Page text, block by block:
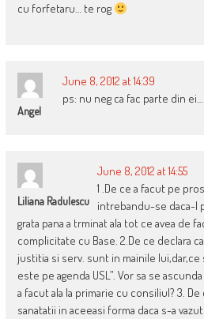
cu forfetaru… te rog
Angel
June 8, 2012 at 14:39
ps: nu neg ca fac parte din ei…
Liliana Radulescu
June 8, 2012 at 14:55
1 .De ce a facut pe
intrebandu-se daca-l
grata pana a trminat ala tot ce avea de
complicitate cu Base. 2.De ce declara
justitia si serv. sunt in mainile lui,dar,ce
este pe agenda USL”. Vor sa se
a facut ala la primarie cu consiliul? 3.
sanatatii in aceeasi forma daca s-a